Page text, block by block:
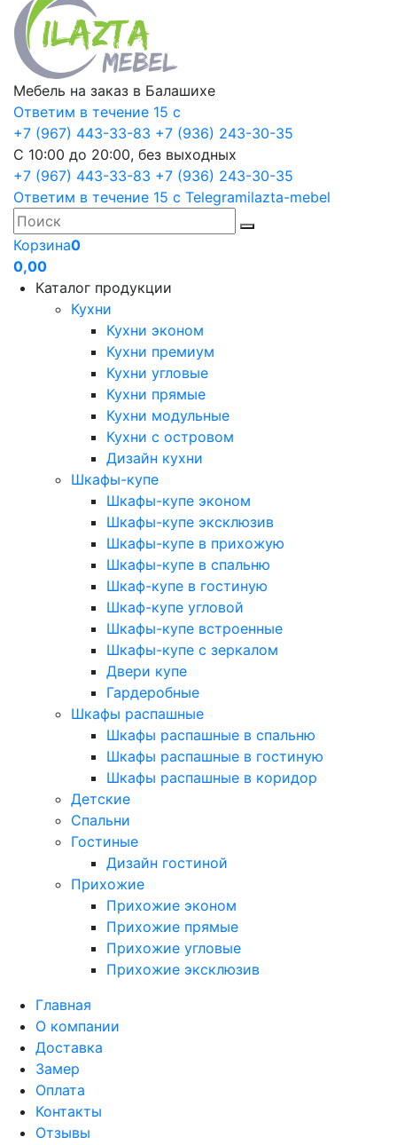
Мебель на заказ в Балашихе
Ответим в течение 15 с
+7 (967) 443-33-83 +7 (936) 243-30-35
С 10:00 до 20:00, без выходных
+7 (967) 443-33-83 +7 (936) 243-30-35
Ответим в течение 15 с Telegramilazta-mebel
Корзина0
0,00
Каталог продукции
Кухни
Кухни эконом
Кухни премиум
Кухни угловые
Кухни прямые
Кухни модульные
Кухни с островом
Дизайн кухни
Шкафы-купе
Шкафы-купе эконом
Шкафы-купе эксклюзив
Шкафы-купе в прихожую
Шкафы-купе в спальню
Шкаф-купе в гостиную
Шкаф-купе угловой
Шкафы-купе встроенные
Шкафы-купе с зеркалом
Двери купе
Гардеробные
Шкафы распашные
Шкафы распашные в спальню
Шкафы распашные в гостиную
Шкафы распашные в коридор
Детские
Спальни
Гостиные
Дизайн гостиной
Прихожие
Прихожие эконом
Прихожие прямые
Прихожие угловые
Прихожие эксклюзив
Главная
О компании
Доставка
Замер
Оплата
Контакты
Отзывы